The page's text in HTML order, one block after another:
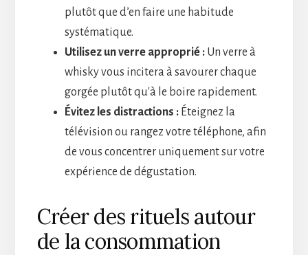
plutôt que d’en faire une habitude
systématique.
Utilisez un verre approprié :Un verre à
whisky vous incitera à savourer chaque
gorgée plutôt qu'à le boire rapidement.
Évitez les distractions :Éteignez la
télévision ou rangez votre téléphone, afin
de vous concentrer uniquement sur votre
expérience de dégustation.
Créer des rituels autour
de la consommation